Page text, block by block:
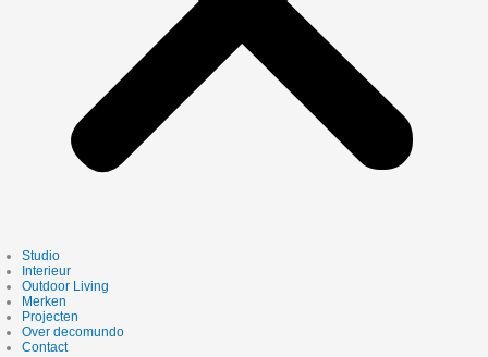
Studio
Interieur
Outdoor Living
Merken
Projecten
Over decomundo
Contact